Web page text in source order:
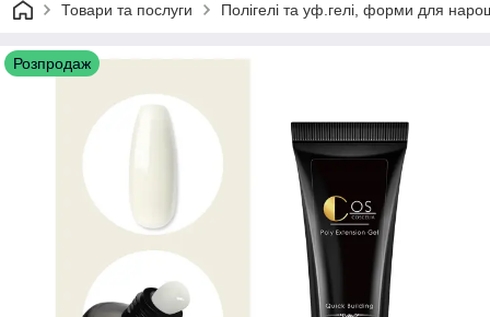
Товари та послуги Полігелі та уф.гелі, форми для
Розпродаж